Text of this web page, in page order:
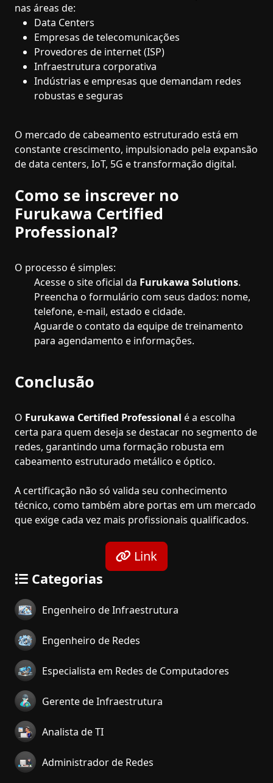
nas áreas de:
Data Centers
Empresas de telecomunicações
Provedores de internet (ISP)
Infraestrutura corporativa
Indústrias e empresas que demandam redes
robustas e seguras
O mercado de cabeamento estruturado está em
constante crescimento, impulsionado pela expansão
de data centers, IoT, 5G e transformação digital.
Como se inscrever no
Furukawa Certified
Professional?
O processo é simples:
Acesse o site oficial da Furukawa Solutions.
Preencha o formulário com seus dados: nome,
telefone, e-mail, estado e cidade.
Aguarde o contato da equipe de treinamento
para agendamento e informações.
Conclusão
O Furukawa Certified Professional é a escolha
certa para quem deseja se destacar no segmento de
redes, garantindo uma formação robusta em
cabeamento estruturado metálico e óptico.
A certificação não só valida seu conhecimento
técnico, como também abre portas em um mercado
que exige cada vez mais profissionais qualificados.
Link
Categorias
Engenheiro de Infraestrutura
Engenheiro de Redes
Especialista em Redes de Computadores
Gerente de Infraestrutura
Analista de TI
Administrador de Redes